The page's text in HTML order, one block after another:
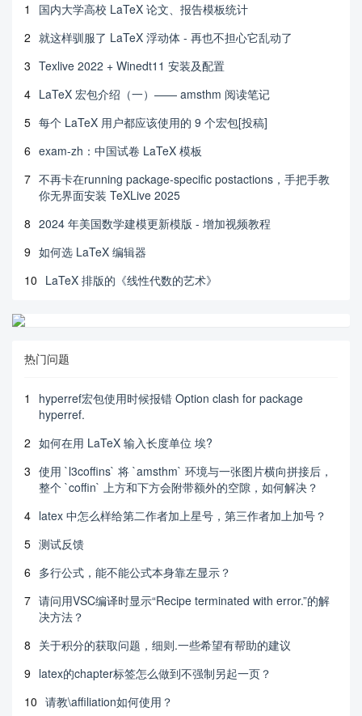
\lipsum[6]
\section{Evaluate of the Mode}
\section{Strengths and weaknesses}
\lipsum[12]
\subsection{Strengths}
    \item \textbf{Applies widely}\\
    This  system can be used for many types of ai
    solves the interference during  the procedure
of the boarding
    airplane,as described above we can get to the
optimization
    \item \textbf{Improve the quality of the airp
    Balancing the cost of the cost and the benefi
t, it will bring in
t also saves many
    human resources for the airline.
bibliography cite use \cite{1,2,3}
\begin{thebibliography}{99}
    \bibitem{1} D.~E. KNUTH   The \TeX{}book  the
American
    Mathematical Society and Addison-Wesley
    Publishing Company , 1984-1986.
    \bibitem{2}Lamport, Leslie,  \LaTeX{}: `` A D
    Addison-Wesley Publishing Company, 1986.
\end{thebibliography}
\begin{appendices}
1
国内大学高校 LaTeX 论文、报告模板统计
2 就这样驯服了 LaTeX 浮动体 - 再也不担心它乱动了
3 Texlive 2022 + Winedt11 安装及配置
4 LaTeX 宏包介绍（一）—— amsthm 阅读笔记
5 每个 LaTeX 用户都应该使用的 9 个宏包[投稿]
6 exam-zh：中国试卷 LaTeX 模板
7 不再卡在running package-specific postactions，手把手教
你无界面安装 TeXLive 2025
8 2024 年美国数学建模更新模版 - 增加视频教程
9 如何选 LaTeX 编辑器
10 LaTeX 排版的《线性代数的艺术》
热门问题
1
hyperref宏包使用时候报错 Option clash for package
hyperref.
2 如何在用 LaTeX 输入长度单位 埃?
3 使用 `l3coffins` 将 `amsthm` 环境与一张图片横向拼接后，
整个 `coffin` 上方和下方会附带额外的空隙，如何解决？
4 latex 中怎么样给第二作者加上星号，第三作者加上加号？
5 测试反馈
6 多行公式，能不能公式本身靠左显示？
7 请问用VSC编译时显示“Recipe terminated with error.”的解
决方法？
8 关于积分的获取问题，细则.一些希望有帮助的建议
9 latex的chapter标签怎么做到不强制另起一页？
10 请教\affiliation如何使用？